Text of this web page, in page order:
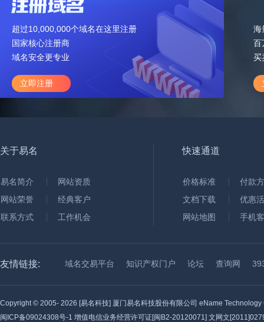
超过10,000,000个域名在这里注册
国家核心注册商
域名安全更专业
立即注册
海
百
买
关于易名
易名简介
网站资质
网站荣誉
经典客户
联系方式
工作机会
快速通道
价格标准
付款
文档下载
优惠
网站地图
手机
友情链接: 域名交易平台 知识产权门户 论坛 查询网
Copyright © 2005- 2026 [易名科技] 厦门易名科技股份有限公司 eName Technology
闽ICP备09024308号-1 增值电信业务经营许可证[闽B2-20120071] 文网文